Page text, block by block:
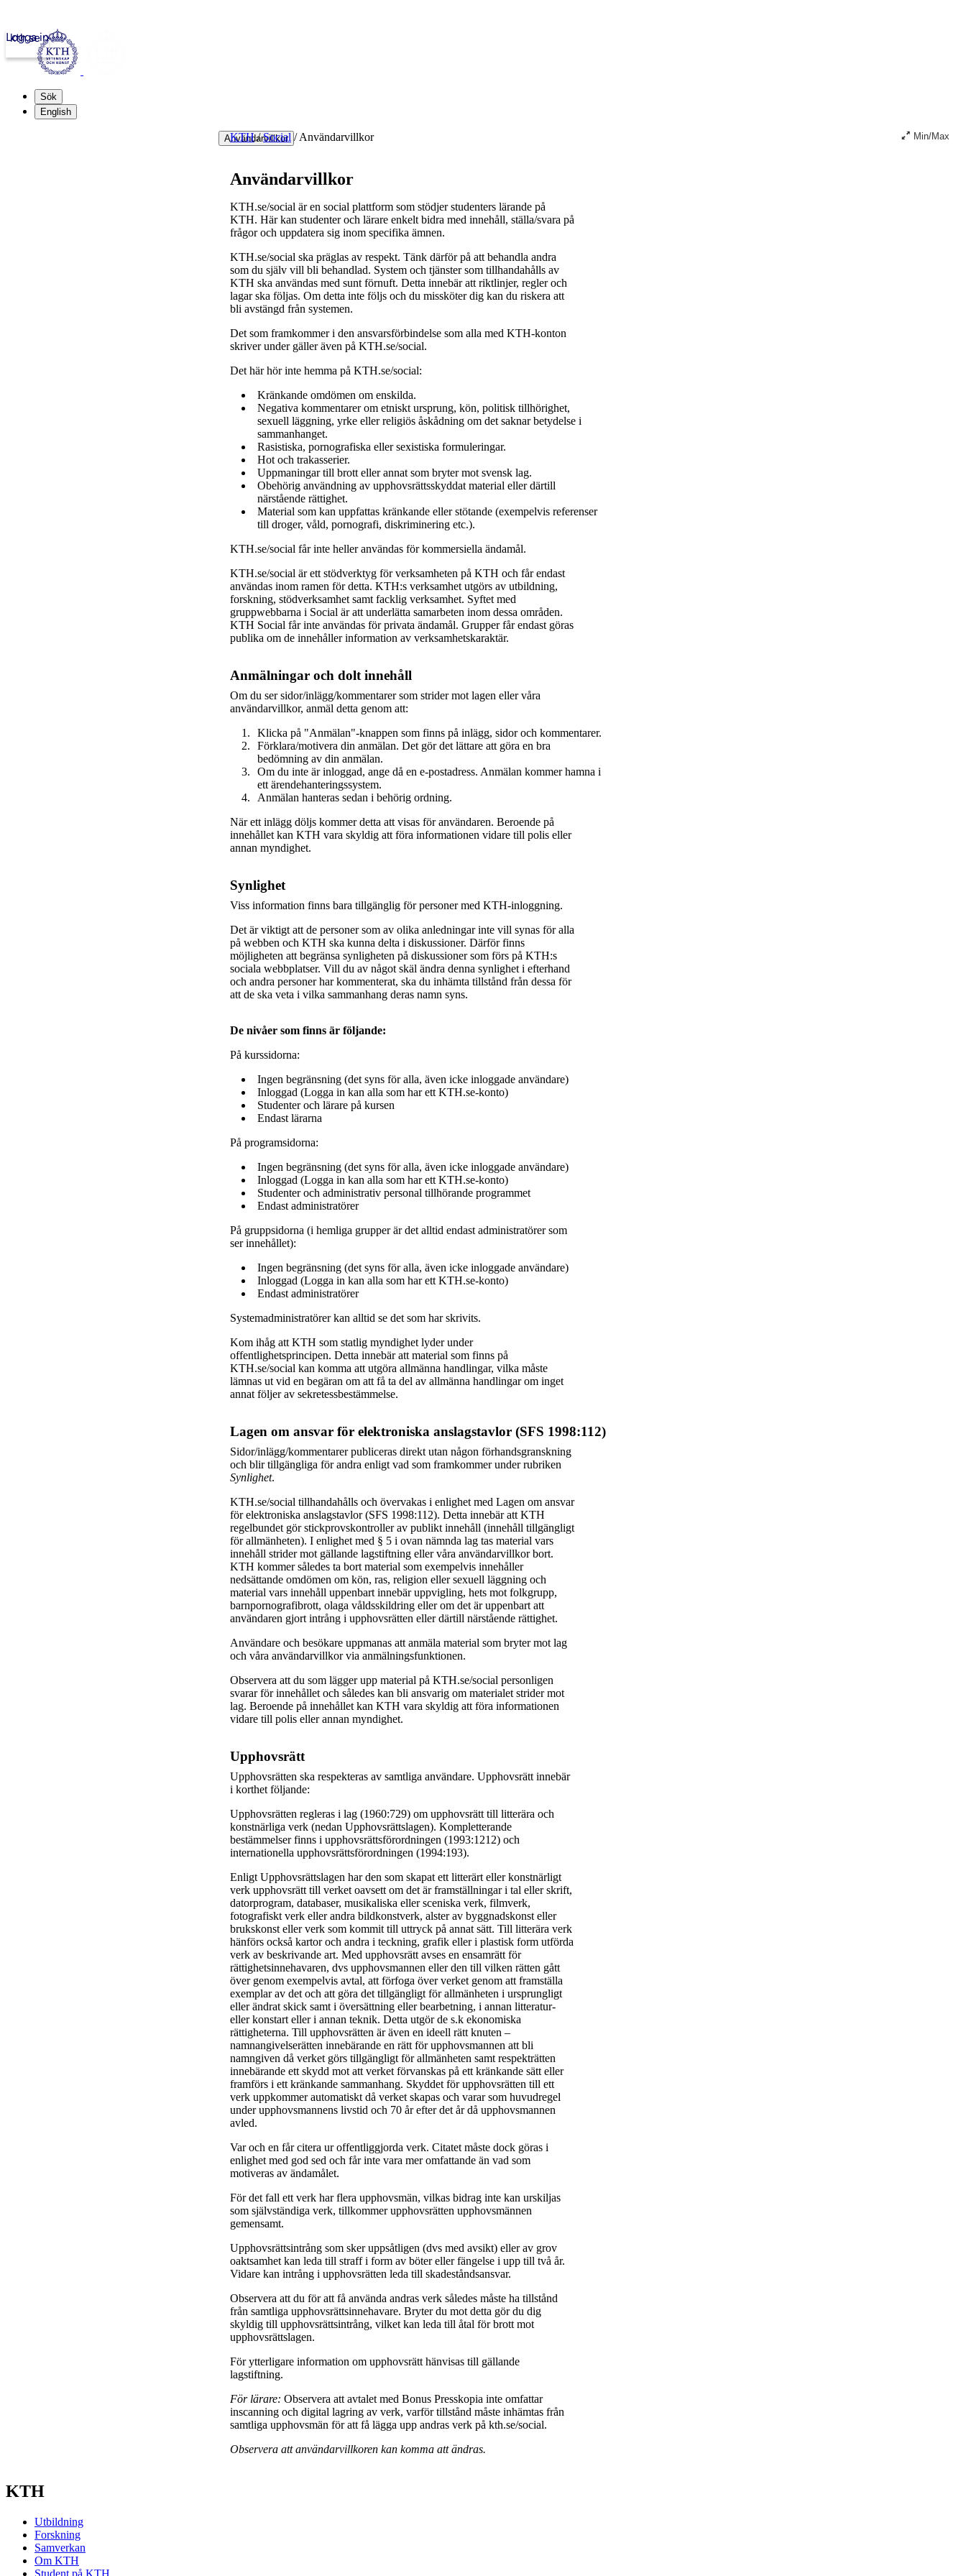
kth.se
Logga in
Sök
English
Användarvillkor
KTH / Social /Användarvillkor Min/Max
Användarvillkor
KTH.se/social är en social plattform som stödjer studenters lärande på
KTH. Här kan studenter och lärare enkelt bidra med innehåll, ställa/svara på
frågor och uppdatera sig inom specifika ämnen.
KTH.se/social ska präglas av respekt. Tänk därför på att behandla andra
som du själv vill bli behandlad. System och tjänster som tillhandahålls av
KTH ska användas med sunt förnuft. Detta innebär att riktlinjer, regler och
lagar ska följas. Om detta inte följs och du missköter dig kan du riskera att
bli avstängd från systemen.
Det som framkommer i den ansvarsförbindelse som alla med KTH-konton
skriver under gäller även på KTH.se/social.
Det här hör inte hemma på KTH.se/social:
Kränkande omdömen om enskilda.
Negativa kommentarer om etniskt ursprung, kön, politisk tillhörighet,
sexuell läggning, yrke eller religiös åskådning om det saknar betydelse i
sammanhanget.
Rasistiska, pornografiska eller sexistiska formuleringar.
Hot och trakasserier.
Uppmaningar till brott eller annat som bryter mot svensk lag.
Obehörig användning av upphovsrättsskyddat material eller därtill
närstående rättighet.
Material som kan uppfattas kränkande eller stötande (exempelvis referenser
till droger, våld, pornografi, diskriminering etc.).
KTH.se/social får inte heller användas för kommersiella ändamål.
KTH.se/social är ett stödverktyg för verksamheten på KTH och får endast
användas inom ramen för detta. KTH:s verksamhet utgörs av utbildning,
forskning, stödverksamhet samt facklig verksamhet. Syftet med
gruppwebbarna i Social är att underlätta samarbeten inom dessa områden.
KTH Social får inte användas för privata ändamål. Grupper får endast göras
publika om de innehåller information av verksamhetskaraktär.
Anmälningar och dolt innehåll
Om du ser sidor/inlägg/kommentarer som strider mot lagen eller våra
användarvillkor, anmäl detta genom att:
Klicka på "Anmälan"-knappen som finns på inlägg, sidor och kommentarer.
Förklara/motivera din anmälan. Det gör det lättare att göra en bra
bedömning av din anmälan.
Om du inte är inloggad, ange då en e-postadress. Anmälan kommer hamna i
ett ärendehanteringssystem.
Anmälan hanteras sedan i behörig ordning.
När ett inlägg döljs kommer detta att visas för användaren. Beroende på
innehållet kan KTH vara skyldig att föra informationen vidare till polis eller
annan myndighet.
Synlighet
Viss information finns bara tillgänglig för personer med KTH-inloggning.
Det är viktigt att de personer som av olika anledningar inte vill synas för alla
på webben och KTH ska kunna delta i diskussioner. Därför finns
möjligheten att begränsa synligheten på diskussioner som förs på KTH:s
sociala webbplatser. Vill du av något skäl ändra denna synlighet i efterhand
och andra personer har kommenterat, ska du inhämta tillstånd från dessa för
att de ska veta i vilka sammanhang deras namn syns.
De nivåer som finns är följande:
På kurssidorna:
Ingen begränsning (det syns för alla, även icke inloggade användare)
Inloggad (Logga in kan alla som har ett KTH.se-konto)
Studenter och lärare på kursen
Endast lärarna
På programsidorna:
Ingen begränsning (det syns för alla, även icke inloggade användare)
Inloggad (Logga in kan alla som har ett KTH.se-konto)
Studenter och administrativ personal tillhörande programmet
Endast administratörer
På gruppsidorna (i hemliga grupper är det alltid endast administratörer som
ser innehållet):
Ingen begränsning (det syns för alla, även icke inloggade användare)
Inloggad (Logga in kan alla som har ett KTH.se-konto)
Endast administratörer
Systemadministratörer kan alltid se det som har skrivits.
Kom ihåg att KTH som statlig myndighet lyder under
offentlighetsprincipen. Detta innebär att material som finns på
KTH.se/social kan komma att utgöra allmänna handlingar, vilka måste
lämnas ut vid en begäran om att få ta del av allmänna handlingar om inget
annat följer av sekretessbestämmelse.
Lagen om ansvar för elektroniska anslagstavlor (SFS 1998:112)
Sidor/inlägg/kommentarer publiceras direkt utan någon förhandsgranskning
och blir tillgängliga för andra enligt vad som framkommer under rubriken
Synlighet.
KTH.se/social tillhandahålls och övervakas i enlighet med Lagen om ansvar
för elektroniska anslagstavlor (SFS 1998:112). Detta innebär att KTH
regelbundet gör stickprovskontroller av publikt innehåll (innehåll tillgängligt
för allmänheten). I enlighet med § 5 i ovan nämnda lag tas material vars
innehåll strider mot gällande lagstiftning eller våra användarvillkor bort.
KTH kommer således ta bort material som exempelvis innehåller
nedsättande omdömen om kön, ras, religion eller sexuell läggning och
material vars innehåll uppenbart innebär uppvigling, hets mot folkgrupp,
barnpornografibrott, olaga våldsskildring eller om det är uppenbart att
användaren gjort intrång i upphovsrätten eller därtill närstående rättighet.
Användare och besökare uppmanas att anmäla material som bryter mot lag
och våra användarvillkor via anmälningsfunktionen.
Observera att du som lägger upp material på KTH.se/social personligen
svarar för innehållet och således kan bli ansvarig om materialet strider mot
lag. Beroende på innehållet kan KTH vara skyldig att föra informationen
vidare till polis eller annan myndighet.
Upphovsrätt
Upphovsrätten ska respekteras av samtliga användare. Upphovsrätt innebär
i korthet följande:
Upphovsrätten regleras i lag (1960:729) om upphovsrätt till litterära och
konstnärliga verk (nedan Upphovsrättslagen). Kompletterande
bestämmelser finns i upphovsrättsförordningen (1993:1212) och
internationella upphovsrättsförordningen (1994:193).
Enligt Upphovsrättslagen har den som skapat ett litterärt eller konstnärligt
verk upphovsrätt till verket oavsett om det är framställningar i tal eller skrift,
datorprogram, databaser, musikaliska eller sceniska verk, filmverk,
fotografiskt verk eller andra bildkonstverk, alster av byggnadskonst eller
brukskonst eller verk som kommit till uttryck på annat sätt. Till litterära verk
hänförs också kartor och andra i teckning, grafik eller i plastisk form utförda
verk av beskrivande art. Med upphovsrätt avses en ensamrätt för
rättighetsinnehavaren, dvs upphovsmannen eller den till vilken rätten gått
över genom exempelvis avtal, att förfoga över verket genom att framställa
exemplar av det och att göra det tillgängligt för allmänheten i ursprungligt
eller ändrat skick samt i översättning eller bearbetning, i annan litteratur-
eller konstart eller i annan teknik. Detta utgör de s.k ekonomiska
rättigheterna. Till upphovsrätten är även en ideell rätt knuten –
namnangivelserätten innebärande en rätt för upphovsmannen att bli
namngiven då verket görs tillgängligt för allmänheten samt respekträtten
innebärande ett skydd mot att verket förvanskas på ett kränkande sätt eller
framförs i ett kränkande sammanhang. Skyddet för upphovsrätten till ett
verk uppkommer automatiskt då verket skapas och varar som huvudregel
under upphovsmannens livstid och 70 år efter det år då upphovsmannen
avled.
Var och en får citera ur offentliggjorda verk. Citatet måste dock göras i
enlighet med god sed och får inte vara mer omfattande än vad som
motiveras av ändamålet.
För det fall ett verk har flera upphovsmän, vilkas bidrag inte kan urskiljas
som självständiga verk, tillkommer upphovsrätten upphovsmännen
gemensamt.
Upphovsrättsintrång som sker uppsåtligen (dvs med avsikt) eller av grov
oaktsamhet kan leda till straff i form av böter eller fängelse i upp till två år.
Vidare kan intrång i upphovsrätten leda till skadeståndsansvar.
Observera att du för att få använda andras verk således måste ha tillstånd
från samtliga upphovsrättsinnehavare. Bryter du mot detta gör du dig
skyldig till upphovsrättsintrång, vilket kan leda till åtal för brott mot
upphovsrättslagen.
För ytterligare information om upphovsrätt hänvisas till gällande
lagstiftning.
För lärare: Observera att avtalet med Bonus Presskopia inte omfattar
inscanning och digital lagring av verk, varför tillstånd måste inhämtas från
samtliga upphovsmän för att få lägga upp andras verk på kth.se/social.
Observera att användarvillkoren kan komma att ändras.
KTH
Utbildning
Forskning
Samverkan
Om KTH
Student på KTH